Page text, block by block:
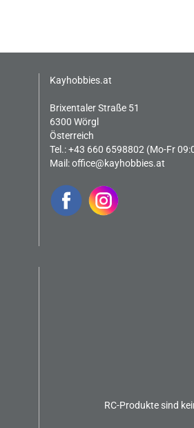
Kayhobbies.at
Brixentaler Straße 51
6300 Wörgl
Österreich
Tel.: +43 660 6598802 (Mo-Fr
Mail:office@kayhobbies.at
RC-Produkte sind